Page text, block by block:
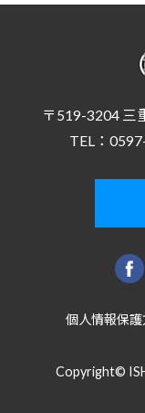
〒519-3204 三
TEL：
個人情報保護
Copyright©